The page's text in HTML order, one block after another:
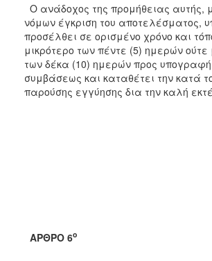
Ο ανάδοχος της προμήθειας αυτής,
νόμων έγκριση του αποτελέσματος,
προσέλθει σε ορισμένο χρόνο και
μικρότερο των πέντε (5) ημερών
των δέκα (10) ημερών προς υπογραφή
συμβάσεως και καταθέτει την κατά
παρούσης εγγύησης δια την καλή
ΑΡΘΡΟ 6ο